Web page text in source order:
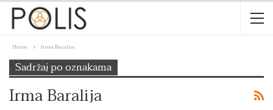
Home Irma Baralija
Sadržaj po oznakama
Irma Baralija